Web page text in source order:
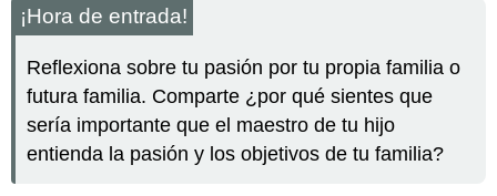
¡Hora de entrada!
Reflexiona sobre tu pasión por tu propia familia o
futura familia. Comparte ¿por qué sientes que
sería importante que el maestro de tu hijo
entienda la pasión y los objetivos de tu familia?